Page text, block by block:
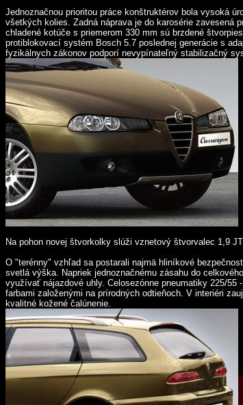
Jednoznačnou prioritou práce konštruktérov bola vysoká
všetkých kolies. Zadná náprava je do karosérie zavesená
chladené kotúče s priemerom 330 mm sú brzdené
protiblokovací systém Bosch 5.7 poslednej generácie s
fyzikálnych zákonov podporí nevypínateľný stabilizačný
Na pohon novej štvorkolky slúži vznetový štvorvalec 1,9
O "terénny" vzhľad sa postarali najmä hliníkové
svetlá výška. Napriek jednoznačnému zásahu do
využívať nájazdové uhly. Celosezónne pneumatiky 225/
farbami založenými na prírodných odtieňoch. V interiéri
kvalitné kožené čalúnenie.